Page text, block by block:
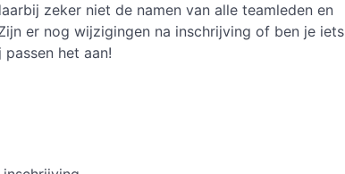
zeker niet de namen van alle teamleden en
er nog wijzigingen na inschrijving of ben je iets
het aan!